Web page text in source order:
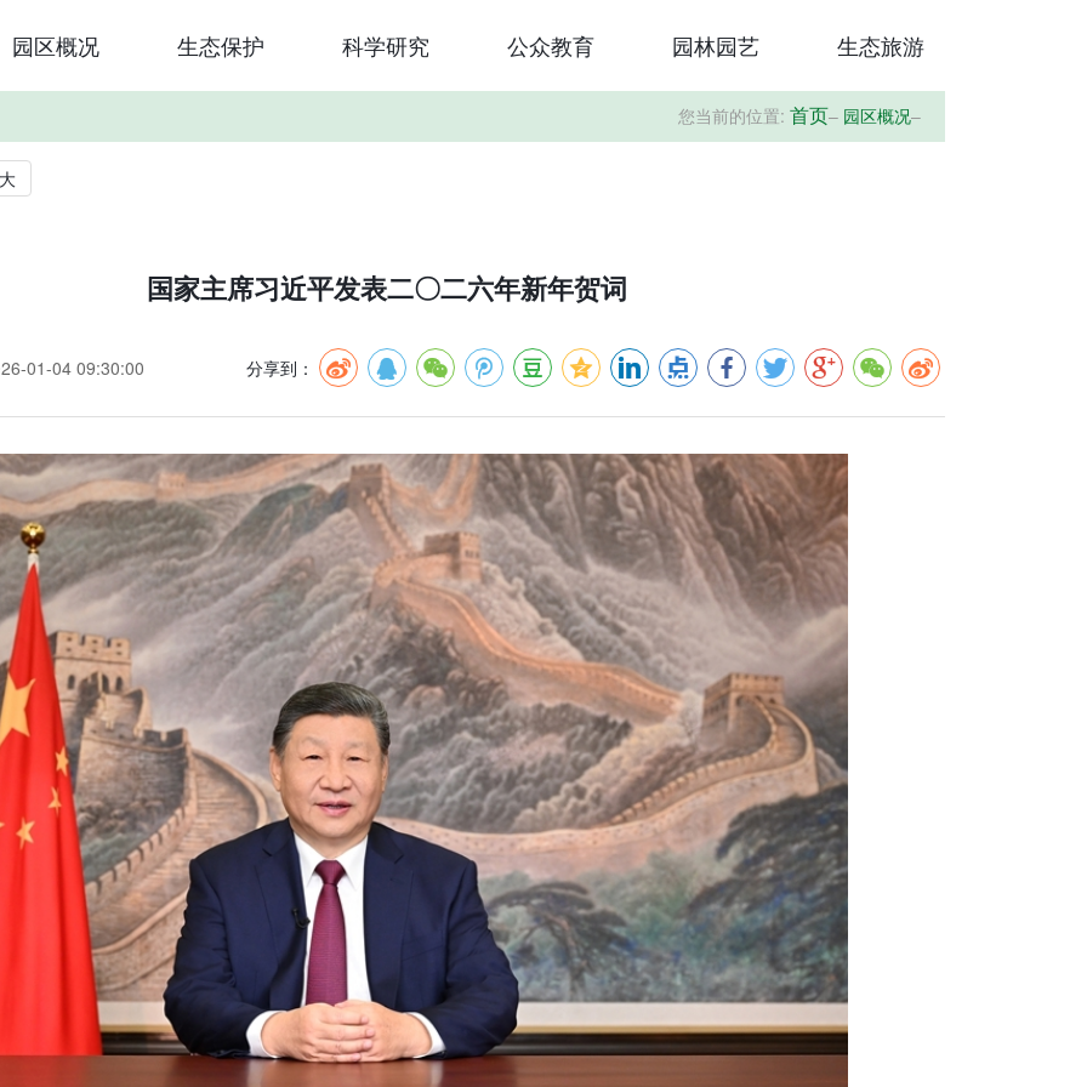
园区概况 生态保护 科学研究 公众教育 园林园艺 生态旅游
您当前的位置: 首页– 园区概况–
国家主席习近平发表二〇二六年新年贺词
01-04 09:30:00 分享到：